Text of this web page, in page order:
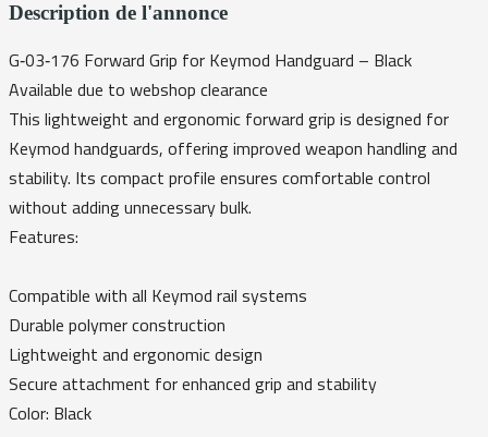
Description de l'annonce
G‑03‑176 Forward Grip for Keymod Handguard – Black
Available due to webshop clearance
This lightweight and ergonomic forward grip is designed for
Keymod handguards, offering improved weapon handling and
stability. Its compact profile ensures comfortable control
without adding unnecessary bulk.
Features:
Compatible with all Keymod rail systems
Durable polymer construction
Lightweight and ergonomic design
Secure attachment for enhanced grip and stability
Color: Black